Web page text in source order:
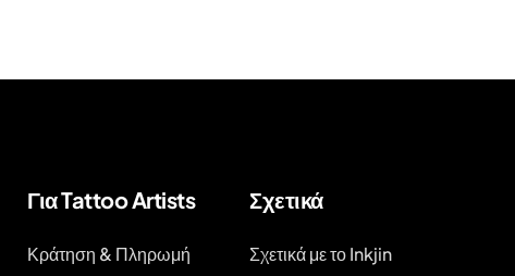
Για Tattoo Artists
Κράτηση & Πληρωμή
Σχετικά
Σχετικά με το Inkjin